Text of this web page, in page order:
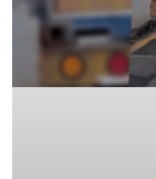
e
Interfonos